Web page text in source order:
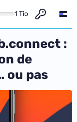
1 Tio
:
de
ou pas